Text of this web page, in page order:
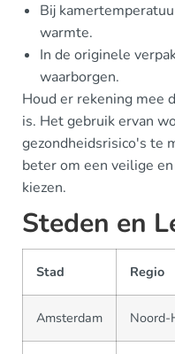
Bij
warmte.
In de originele
waarborgen.
Houd er rekening mee
is. Het gebruik ervan
gezondheidsrisico's te
beter om een veilige
kiezen.
Steden en
Stad Regio
Amsterdam Noord-